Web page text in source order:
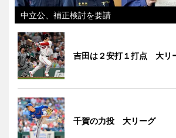
中立公、補正検討を要請
吉田は２安打１打点 大リ
千賀の力投 大リーグ